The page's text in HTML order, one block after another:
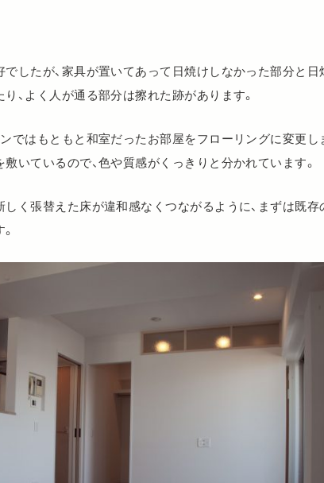
したが、家具が置いてあって日焼けしなかった部分と日
、よく人が通る部分は擦れた跡があります。
ではもともと和室だったお部屋をフローリングに変更し
いているので、色や質感がくっきりと分かれています。
く張替えた床が違和感なくつながるように、まずは既存